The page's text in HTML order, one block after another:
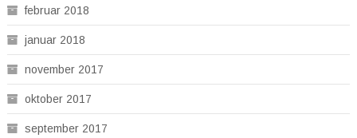
februar 2018
januar 2018
november 2017
oktober 2017
september 2017